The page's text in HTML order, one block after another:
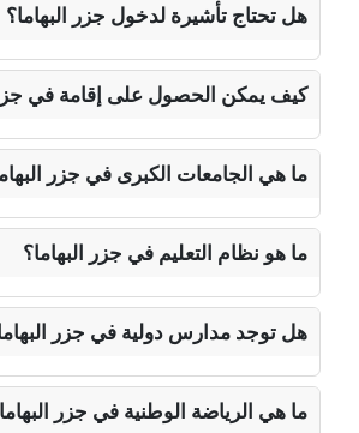
هل تحتاج تأشيرة لدخول جزر البهاما؟
كيف يمكن الحصول على إقامة في جزر
ما هي الجامعات الكبرى في جزر
ما هو نظام التعليم في جزر البهاما؟
هل توجد مدارس دولية في جزر
ما هي الرياضة الوطنية في جزر